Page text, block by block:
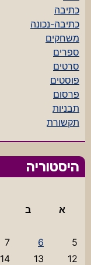
כתיבה
כתיבה-נכונה
משחקים
ספרים
סרטים
פוסטים
פרסום
תבניות
תקשורת
היסטוריה
א
ב
5
6
7
12
13
14